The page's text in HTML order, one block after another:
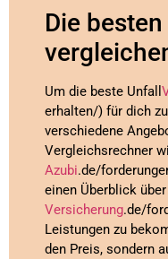
Die
Um die beste Unfall
erhalten/) für dich
verschiedene
Vergleichsrechner
Azubi.de/
einen Überblick
Versicherung.de/
Leistungen zu
den Preis, sondern